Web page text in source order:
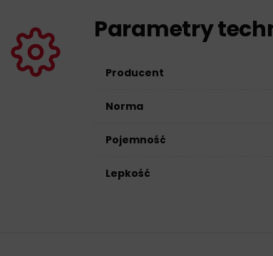
Parametry
Producent
Norma
Pojemność
Lepkość